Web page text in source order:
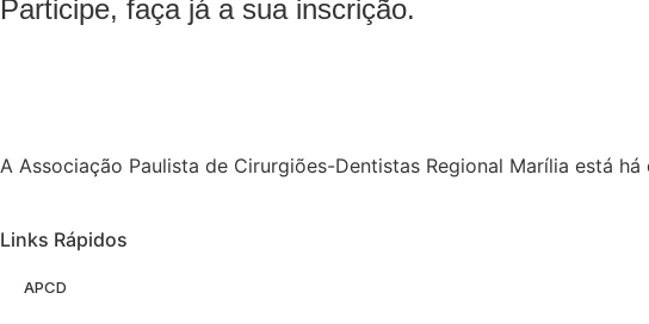
Participe, faça já a sua inscrição.
A Associação Paulista de Cirurgiões-Dentistas Regional Marília está
Links Rápidos
APCD